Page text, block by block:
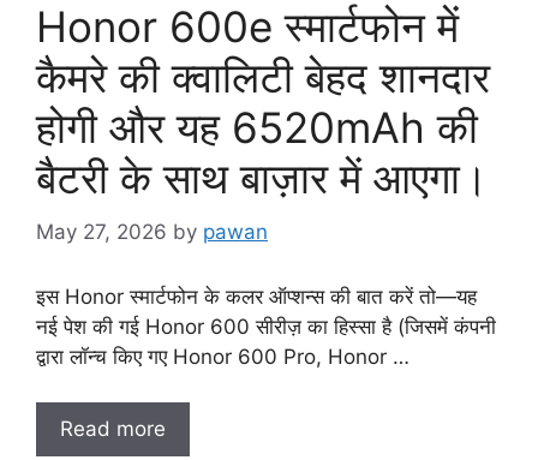
Honor 600e स्मार्टफोन में
कैमरे की क्वालिटी बेहद शानदार
होगी और यह 6520mAh की
बैटरी के साथ बाज़ार में आएगा।
May 27, 2026 by pawan
इस Honor स्मार्टफोन के कलर ऑप्शन्स की बात करें तो—यह
नई पेश की गई Honor 600 सीरीज़ का हिस्सा है (जिसमें कंपनी
द्वारा लॉन्च किए गए Honor 600 Pro, Honor …
Read more